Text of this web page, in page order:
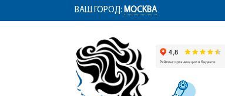
ym(12767704, 'getClientID', function(clientID) {
ВАШ ГОРОД: МОСКВА